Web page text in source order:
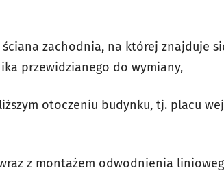
zachodnia, na której znajduje
przewidzianego do wymiany,
otoczeniu budynku, tj. placu
z montażem odwodnienia